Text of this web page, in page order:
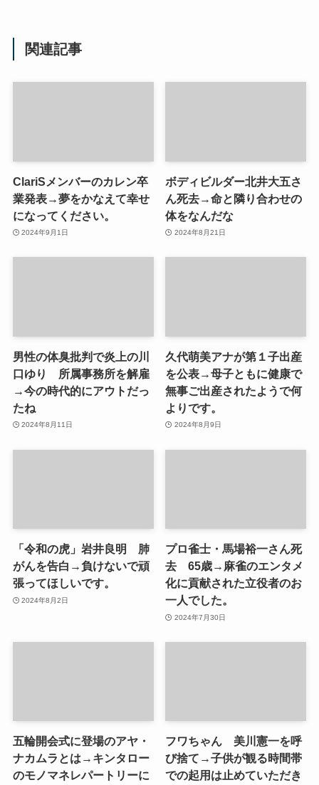
関連記事
ClariSメンバーのカレン卒
業発表→夢をかなえて幸せ
になってください。
2024年9月1日
ボディビルダー北井大五さ
ん死去→命と隣り合わせの
体をなんだな
2024年8月21日
男性の体臭批判で炎上の川
口ゆり 所属事務所を解雇
→今の時代的にアウトだっ
たね
2024年8月11日
久代萌美アナが第１子出産
を公表→母子ともに健康で
無事ご出産されたようで何
よりです。
2024年8月9日
「令和の虎」岩井良明 肺
がんを告白→負けないで頑
張ってほしいです。
2024年8月2日
プロ雀士・馬場裕一さん死
去 65歳→麻雀のエンタメ
化に貢献された立役者のお
一人でした。
2024年7月30日
五輪開会式に登場のアヤ・
ナカムラとは→キンタロー
のモノマネレパートリーに
フワちゃん 美川憲一を呼
び捨て→子供が観る時間帯
での起用は止めていただき